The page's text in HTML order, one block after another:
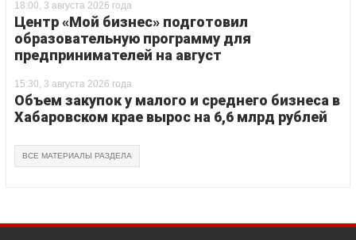
18:00, 3 августа 2026 года
Центр «Мой бизнес» подготовил
образовательную программу для
предпринимателей на август
15:30, 3 августа 2026 года
Объем закупок у малого и среднего бизнеса в
Хабаровском крае вырос на 6,6 млрд рублей
ВСЕ МАТЕРИАЛЫ РАЗДЕЛА